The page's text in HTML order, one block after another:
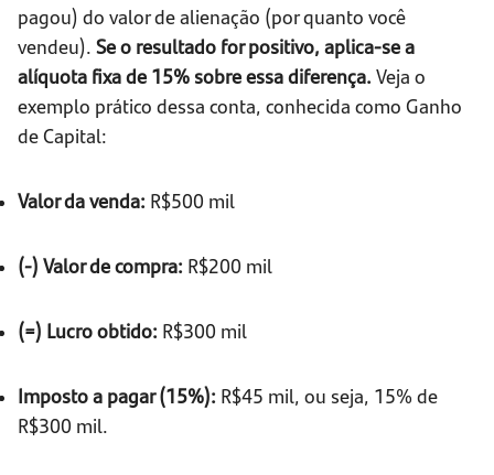
pagou) do valor de alienação (por quanto você
vendeu). Se o resultado for positivo, aplica-se a
alíquota fixa de 15% sobre essa diferença. Veja o
exemplo prático dessa conta, conhecida como Ganho
de Capital:
Valor da venda: R$500 mil
(-) Valor de compra: R$200 mil
(=) Lucro obtido: R$300 mil
Imposto a pagar (15%): R$45 mil, ou seja, 15% de
R$300 mil.